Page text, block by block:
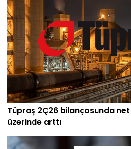
Tüpraş 2Ç26 bilançosunda
üzerinde arttı